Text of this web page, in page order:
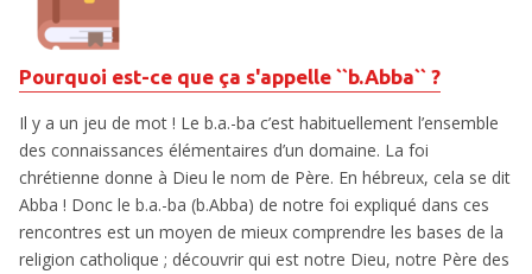
Pourquoi est-ce que ça s'appelle ``b.Abba`` ?
Il y a un jeu de mot ! Le b.a.-ba c’est habituellement l’ensemble
des connaissances élémentaires d’un domaine. La foi
chrétienne donne à Dieu le nom de Père. En hébreux, cela se dit
Abba ! Donc le b.a.-ba (b.Abba) de notre foi expliqué dans ces
rencontres est un moyen de mieux comprendre les bases de la
religion catholique ; découvrir qui est notre Dieu, notre Père des